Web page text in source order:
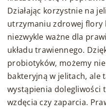
Działając korzystnie na
utrzymaniu zdrowej flory
niezwykle ważne dla
układu trawiennego.
probiotyków, możemy
bakteryjną w jelitach, ale
wystąpienia dolegliwości
wzdęcia czy zaparcia.